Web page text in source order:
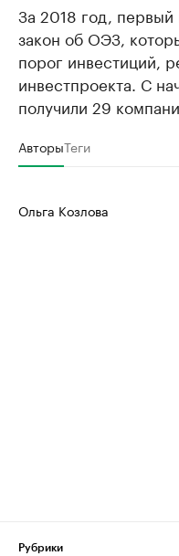
За 2018 год, первый
закон об ОЭЗ,
порог инвестиций,
инвестпроекта. С
получили 29
АвторыТеги
Ольга Козлова
Рубрики